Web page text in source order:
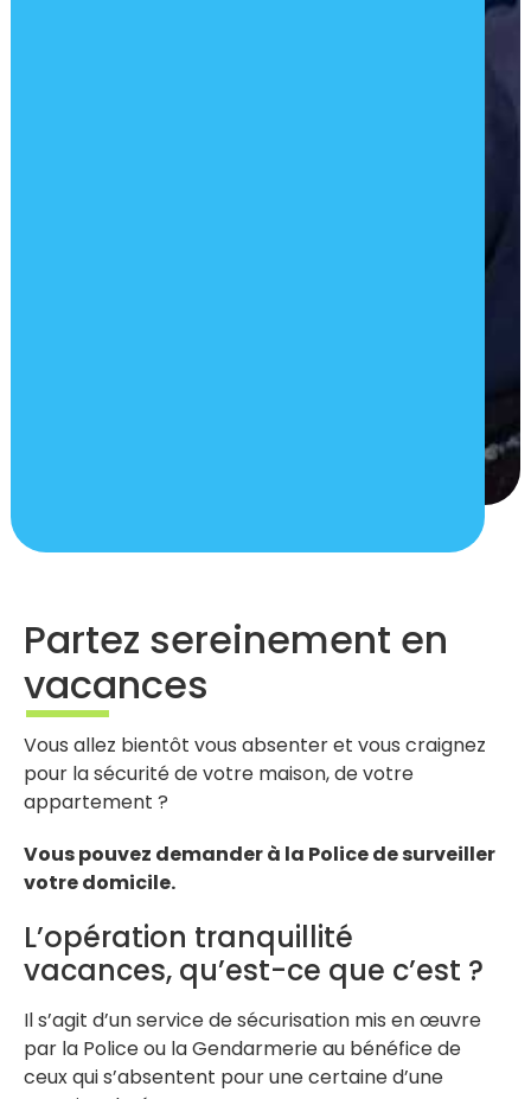
Partez sereinement en
vacances
Vous allez bientôt vous absenter et vous craignez
pour la sécurité de votre maison, de votre
appartement ?
Vous pouvez demander à la Police de surveiller
votre domicile.
L’opération tranquillité
vacances, qu’est-ce que c’est ?
Il s’agit d’un service de sécurisation mis en œuvre
par la Police ou la Gendarmerie au bénéfice de
ceux qui s’absentent pour une certaine d’une